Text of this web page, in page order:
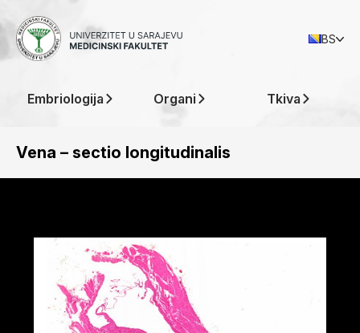
BS
Embriologija Organi Tkiva
Vena – sectio longitudinalis